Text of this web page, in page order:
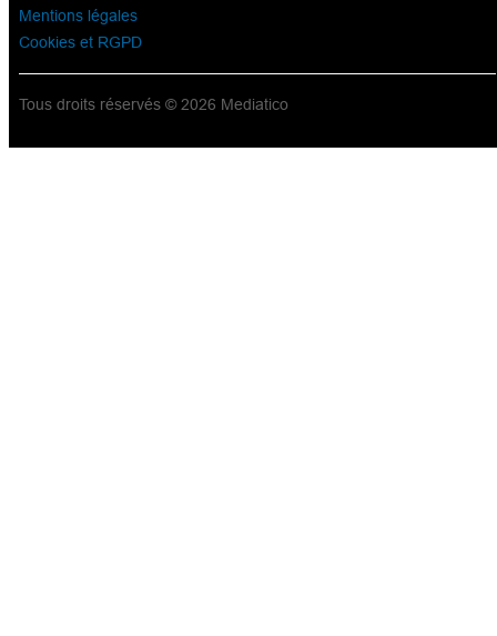
Mentions légales
Cookies et RGPD
Tous droits réservés © 2026 Mediatico